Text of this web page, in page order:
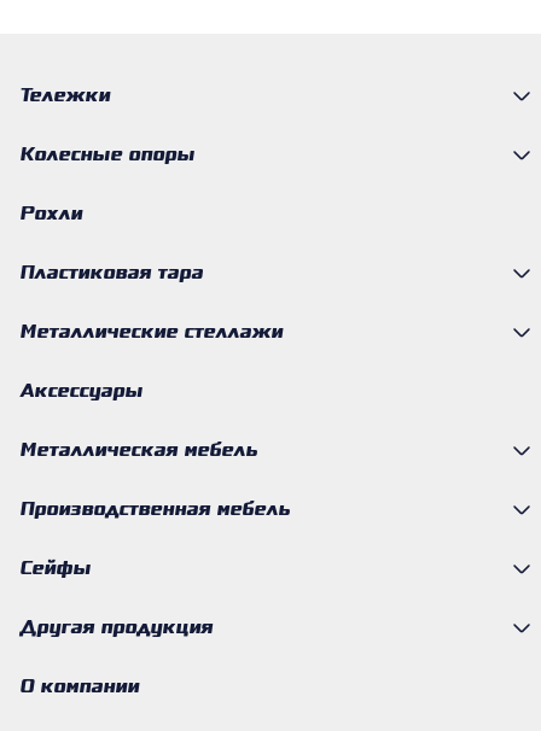
Тележки
Колесные опоры
Рохли
Пластиковая тара
Металлические стеллажи
Аксессуары
Металлическая мебель
Производственная мебель
Сейфы
Другая продукция
О компании